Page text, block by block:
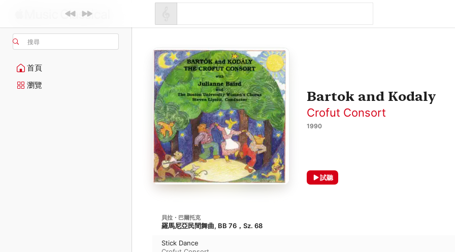
搜尋
首頁
瀏覽
Bartok and Kodaly
Crofut Consort
1990
試聽
貝拉・巴爾托克
羅馬尼亞民間舞曲, BB 76，Sz. 68
Stick Dance